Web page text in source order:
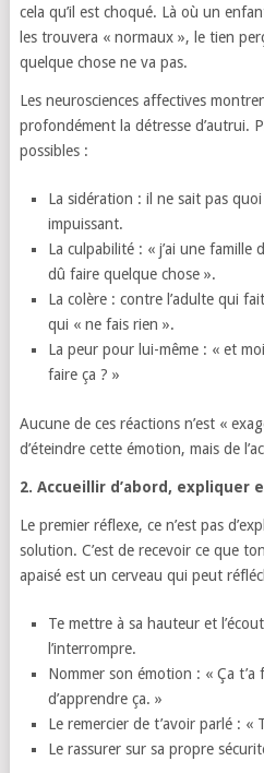
cela qu’il est choqué. Là où un
les trouvera « normaux », le tien
quelque chose ne va pas.
Les neurosciences affectives
profondément la détresse d’autrui.
possibles :
La sidération : il ne sait pas
impuissant.
La culpabilité : « j’ai une famille
dû faire quelque chose ».
La colère : contre l’adulte qui
qui « ne fais rien ».
La peur pour lui-même : « et
faire ça ? »
Aucune de ces réactions n’est «
d’éteindre cette émotion, mais de
2. Accueillir d’abord, expliquer
Le premier réflexe, ce n’est pas
solution. C’est de recevoir ce que
apaisé est un cerveau qui peut
Te mettre à sa hauteur et
l’interrompre.
Nommer son émotion : « Ça
d’apprendre ça. »
Le remercier de t’avoir parlé : «
Le rassurer sur sa propre